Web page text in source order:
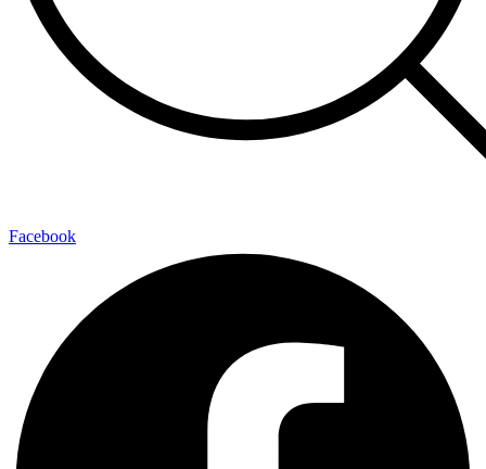
Facebook